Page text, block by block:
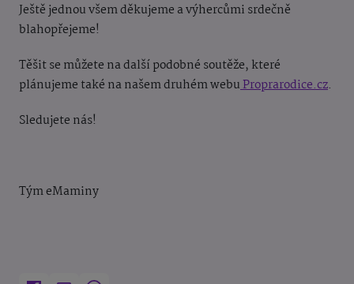
Ještě jednou všem děkujeme a výhercůmi srdečně
blahopřejeme!
Těšit se můžete na další podobné soutěže, které
plánujeme také na našem druhém webuProprarodice.cz.
Sledujete nás!
Tým eMaminy